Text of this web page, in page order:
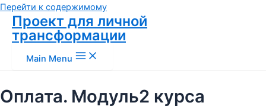
Перейти к содержимому
Проект для личной
трансформации
Main Menu
Оплата. Модуль2 курса